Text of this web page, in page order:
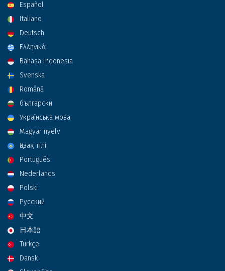
Español
Italiano
Deutsch
Ελληνικά
Bahasa Indonesia
Svenska
Română
български
Українська мова
Magyar nyelv
Қазақ тілі
Português
Nederlands
Polski
Русский
中文
日本語
Türkçe
Dansk